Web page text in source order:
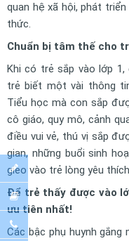
quan hệ xã hội, phát
thức.
Chuẩn bị tâm thế cho
Khi có trẻ sắp vào lớp 1,
trẻ biết một vài thông
Tiểu học mà con sắp
cô giáo, quy mô, cảnh
điều vui vẻ, thú vị sắp
gian, những buổi sinh
gieo vào trẻ lòng yêu
Để trẻ thấy được vào
ưu tiên nhất!
Các bậc phụ huynh